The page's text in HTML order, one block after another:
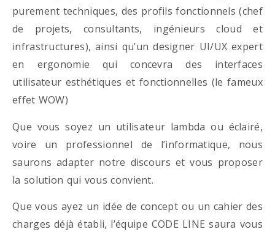
purement techniques, des profils fonctionnels (chef
de projets, consultants, ingénieurs cloud et
infrastructures), ainsi qu’un designer UI/UX expert
en ergonomie qui concevra des interfaces
utilisateur esthétiques et fonctionnelles (le fameux
effet WOW)
Que vous soyez un utilisateur lambda ou éclairé,
voire un professionnel de l’informatique, nous
saurons adapter notre discours et vous proposer
la solution qui vous convient.
Que vous ayez un idée de concept ou un cahier des
charges déjà établi, l’équipe CODE LINE saura vous